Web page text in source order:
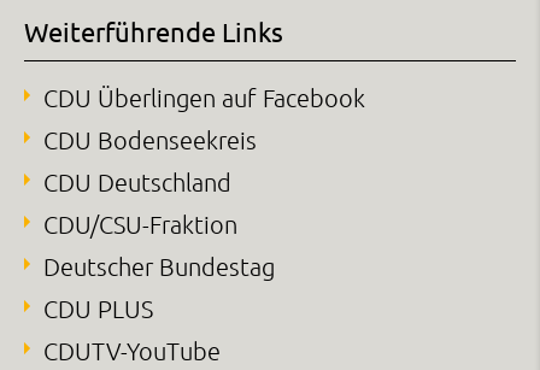
Weiterführende Links
CDU Überlingen auf Facebook
CDU Bodenseekreis
CDU Deutschland
CDU/CSU-Fraktion
Deutscher Bundestag
CDU PLUS
CDUTV-YouTube